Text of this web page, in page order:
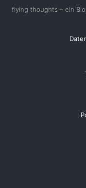
flying thoughts – ein